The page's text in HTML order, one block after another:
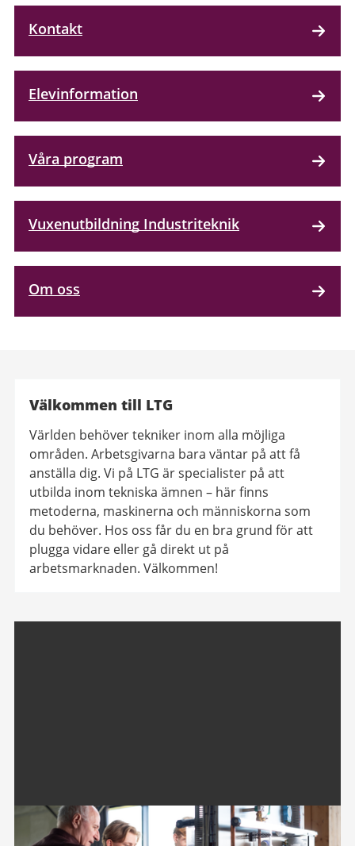
Kontakt
Elevinformation
Våra program
Vuxenutbildning Industriteknik
Om oss
Välkommen till LTG
Världen behöver tekniker inom alla möjliga
områden. Arbetsgivarna bara väntar på att få
anställa dig. Vi på LTG är specialister på att
utbilda inom tekniska ämnen – här finns
metoderna, maskinerna och människorna som
du behöver. Hos oss får du en bra grund för att
plugga vidare eller gå direkt ut på
arbetsmarknaden. Välkommen!